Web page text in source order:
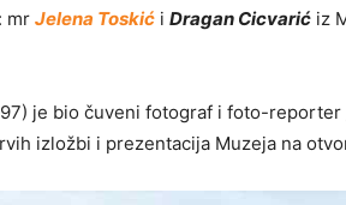
mr Jelena Toskić i Dragan Cicvarić iz
je bio čuveni fotograf i foto-
izložbi i prezentacija Muzeja na